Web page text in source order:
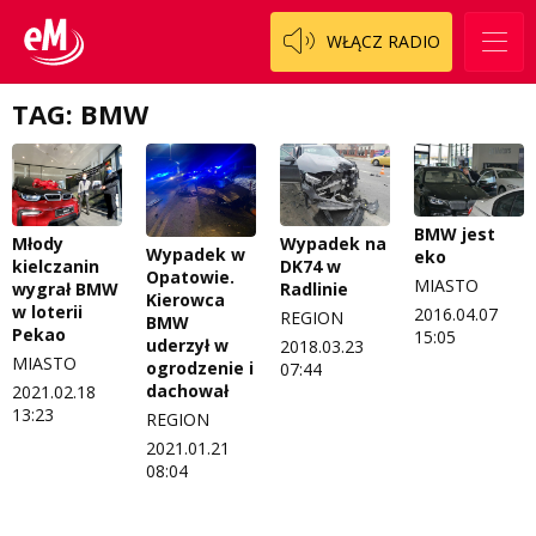
WŁĄCZ RADIO
Staszowski
Włoszczowski
Cały ten sport
Dzieciaki Cudaki
Fascynująca nauka
Historia na fali
Modna kultura
OdNowa
Pacjent, którego nie zapomnę
Pasjonaci
Piąta strona świata
Prawdę mówiąc
Koncert życzeń
Kontakt
O nas
Regulamin programu Patron
Zespół
Logo do pobrania
Regulamin konkursów
Regulamin przesyłania materiałów
Regulamin sklepu internetowego
TAG: BMW
Młody
kielczanin
wygrał BMW
w loterii
Pekao
MIASTO
2021.02.18
13:23
Wypadek w
Opatowie.
Kierowca
BMW
uderzył w
ogrodzenie i
dachował
REGION
2021.01.21
08:04
Wypadek na
DK74 w
Radlinie
REGION
2018.03.23
07:44
BMW jest
eko
MIASTO
2016.04.07
15:05